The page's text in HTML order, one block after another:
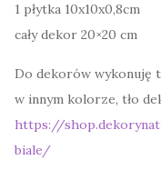
1 płytka 10x10x0,8cm
cały dekor 20×20 cm
Do dekorów wykonuję
w innym kolorze, tło
https://
biale/